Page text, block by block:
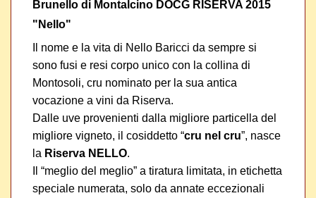
Brunello di Montalcino DOCG RISERVA 2015
"Nello"
Il nome e la vita di Nello Baricci da sempre si
sono fusi e resi corpo unico con la collina di
Montosoli, cru nominato per la sua antica
vocazione a vini da Riserva.
Dalle uve provenienti dalla migliore particella del
migliore vigneto, il cosiddetto “cru nel cru”, nasce
la Riserva NELLO.
Il “meglio del meglio” a tiratura limitata, in etichetta
speciale numerata, solo da annate eccezionali